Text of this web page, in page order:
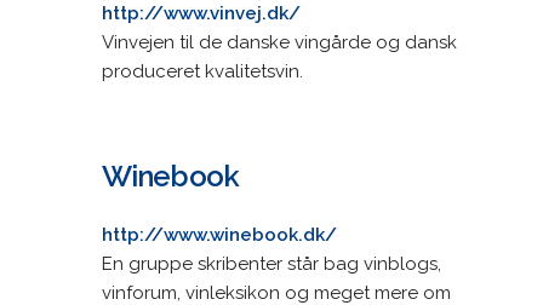
http://www.vinvej.dk/
Vinvejen til de danske vingårde og dansk
produceret kvalitetsvin.
Winebook
http://www.winebook.dk/
En gruppe skribenter står bag vinblogs,
vinforum, vinleksikon og meget mere om